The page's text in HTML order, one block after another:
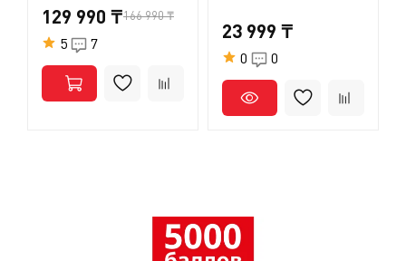
129 990 ₸166 990 ₸
5 7
23 999 ₸
0 0